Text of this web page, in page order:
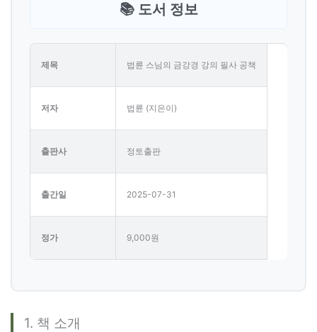
📚 도서 정보
제목 법륜 스님의 금강경 강의 필사 공책
저자 법륜 (지은이)
출판사 정토출판
출간일 2025-07-31
정가 9,000원
1. 책 소개